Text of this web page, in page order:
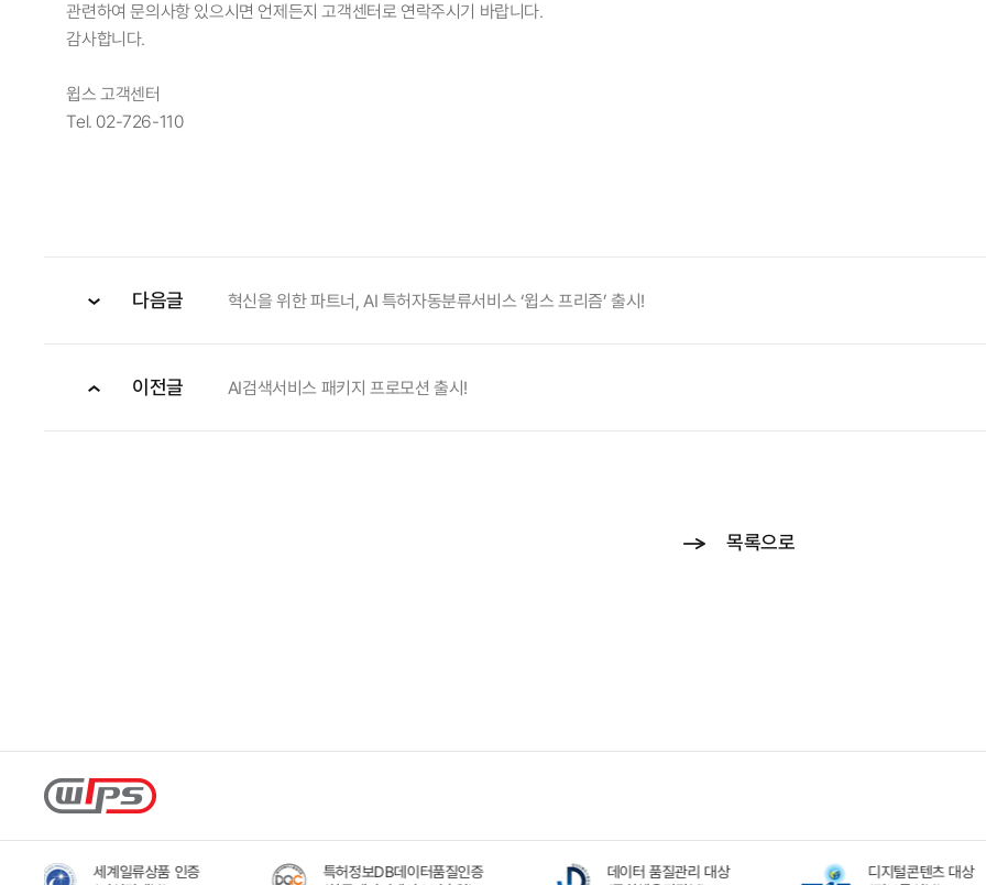
관련하여 문의사항 있으시면 언제든지 고객센터로 연락주시기 바랍니다.
감사합니다.
윕스 고객센터
Tel. 02-726-110
다음글 혁신을 위한 파트너, AI 특허자동분류서비스 ‘윕스 프리즘’ 출시!
이전글 AI검색서비스 패키지 프로모션 출시!
목록으로
세계일류상품 인증
특허정보DB데이터품질인증
데이터 품질관리 대상
디지털콘텐츠 대상